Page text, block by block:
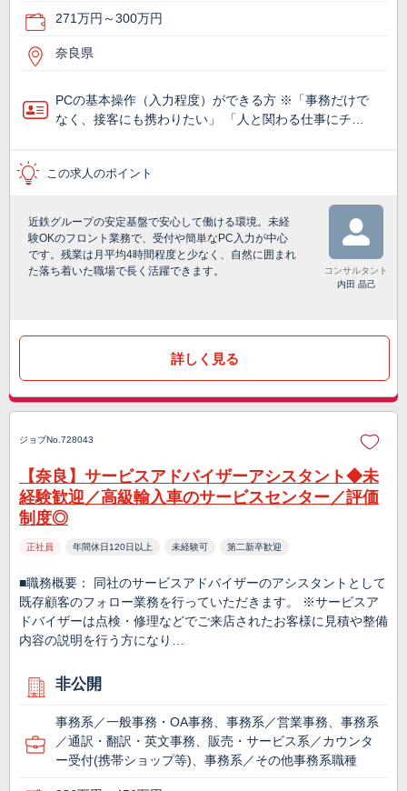
271万円～300万円
奈良県
PCの基本操作（入力程度）ができる方 ※「事務だけで
なく、接客にも携わりたい」 「人と関わる仕事にチ…
この求人のポイント
近鉄グループの安定基盤で安心して働ける環境。未経
験OKのフロント業務で、受付や簡単なPC入力が中心
です。残業は月平均4時間程度と少なく、自然に囲まれ
た落ち着いた職場で長く活躍できます。
コンサルタント
内田 晶己
詳しく見る
ジョブNo.728043
【奈良】サービスアドバイザーアシスタント◆未
経験歓迎／高級輸入車のサービスセンター／評価
制度◎
正社員 年間休日120日以上 未経験可 第二新卒歓迎
■職務概要： 同社のサービスアドバイザーのアシスタントとして
既存顧客のフォロー業務を行っていただきます。 ※サービスア
ドバイザーは点検・修理などでご来店されたお客様に見積や整備
内容の説明を行う方になり…
非公開
事務系／一般事務・OA事務、事務系／営業事務、事務系
／通訳・翻訳・英文事務、販売・サービス系／カウンタ
ー受付(携帯ショップ等)、事務系／その他事務系職種